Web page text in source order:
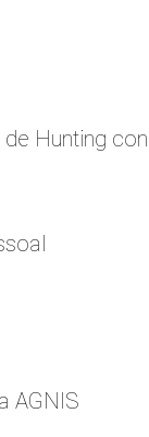
Hunting
AGNIS